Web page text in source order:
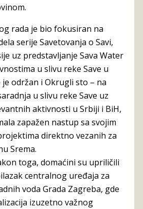
rada je bio fokusiran na
serije Savetovanja o Savi,
uz predstavljanje Sava Water
u slivu reke Save u
održan i Okrugli sto – na
u slivu reke Save uz
aktivnosti u Srbiji i BiH,
zapažen nastup sa svojim
direktno vezanih za
Srema.
toga, domaćini su upriličili
centralnog uređaja za
voda Grada Zagreba, gde
izuzetno važnog